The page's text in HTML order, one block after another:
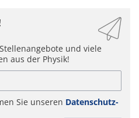
und viele
aus der Physik!
Sie unseren Datenschutz-